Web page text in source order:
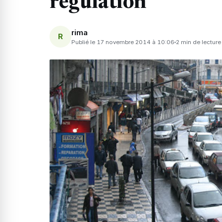
R rima
Publié le 17 novembre 2014 à 10:06 2 min de lecture